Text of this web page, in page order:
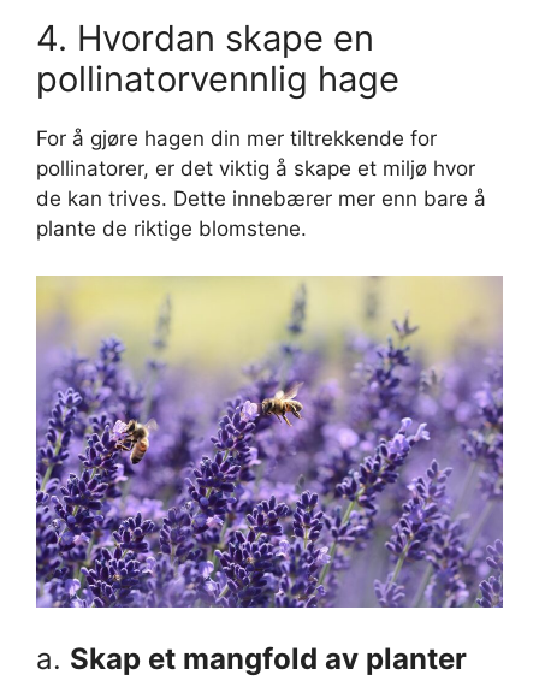
4. Hvordan skape en
pollinatorvennlig hage
For å gjøre hagen din mer tiltrekkende for
pollinatorer, er det viktig å skape et miljø hvor
de kan trives. Dette innebærer mer enn bare å
plante de riktige blomstene.
a. Skap et mangfold av planter